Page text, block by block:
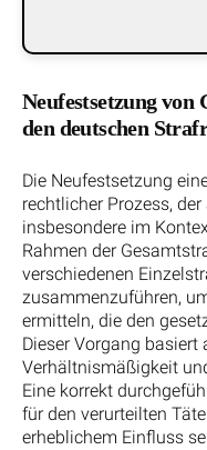
Neufestsetzung
den deutschen
Die Neufestsetzung
rechtlicher Prozess,
insbesondere im
Rahmen der
verschiedenen
zusammenzuführen,
ermitteln, die den
Dieser Vorgang basiert
Verhältnismäßigkeit
Eine korrekt
für den verurteilten
erheblichem Einfluss